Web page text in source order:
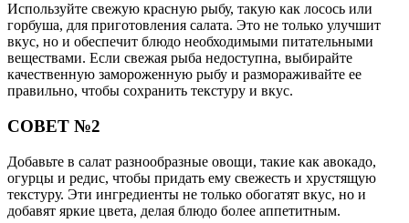
Используйте свежую красную рыбу, такую как лосось или
горбуша, для приготовления салата. Это не только улучшит
вкус, но и обеспечит блюдо необходимыми питательными
веществами. Если свежая рыба недоступна, выбирайте
качественную замороженную рыбу и размораживайте ее
правильно, чтобы сохранить текстуру и вкус.
СОВЕТ №2
Добавьте в салат разнообразные овощи, такие как авокадо,
огурцы и редис, чтобы придать ему свежесть и хрустящую
текстуру. Эти ингредиенты не только обогатят вкус, но и
добавят яркие цвета, делая блюдо более аппетитным.